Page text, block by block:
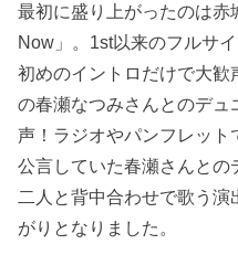
最初に盛り上がったのは
Now」。1st以来のフルサ
初めのイントロだけで大
の春瀬なつみさんとのデ
声！ラジオやパンフレット
公言していた春瀬さんと
二人と背中合わせで歌う
がりとなりました。